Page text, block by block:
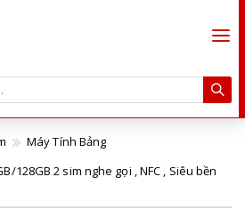
Máy Tính Bảng
128GB 2 sim nghe gọi , NFC , Siêu bền